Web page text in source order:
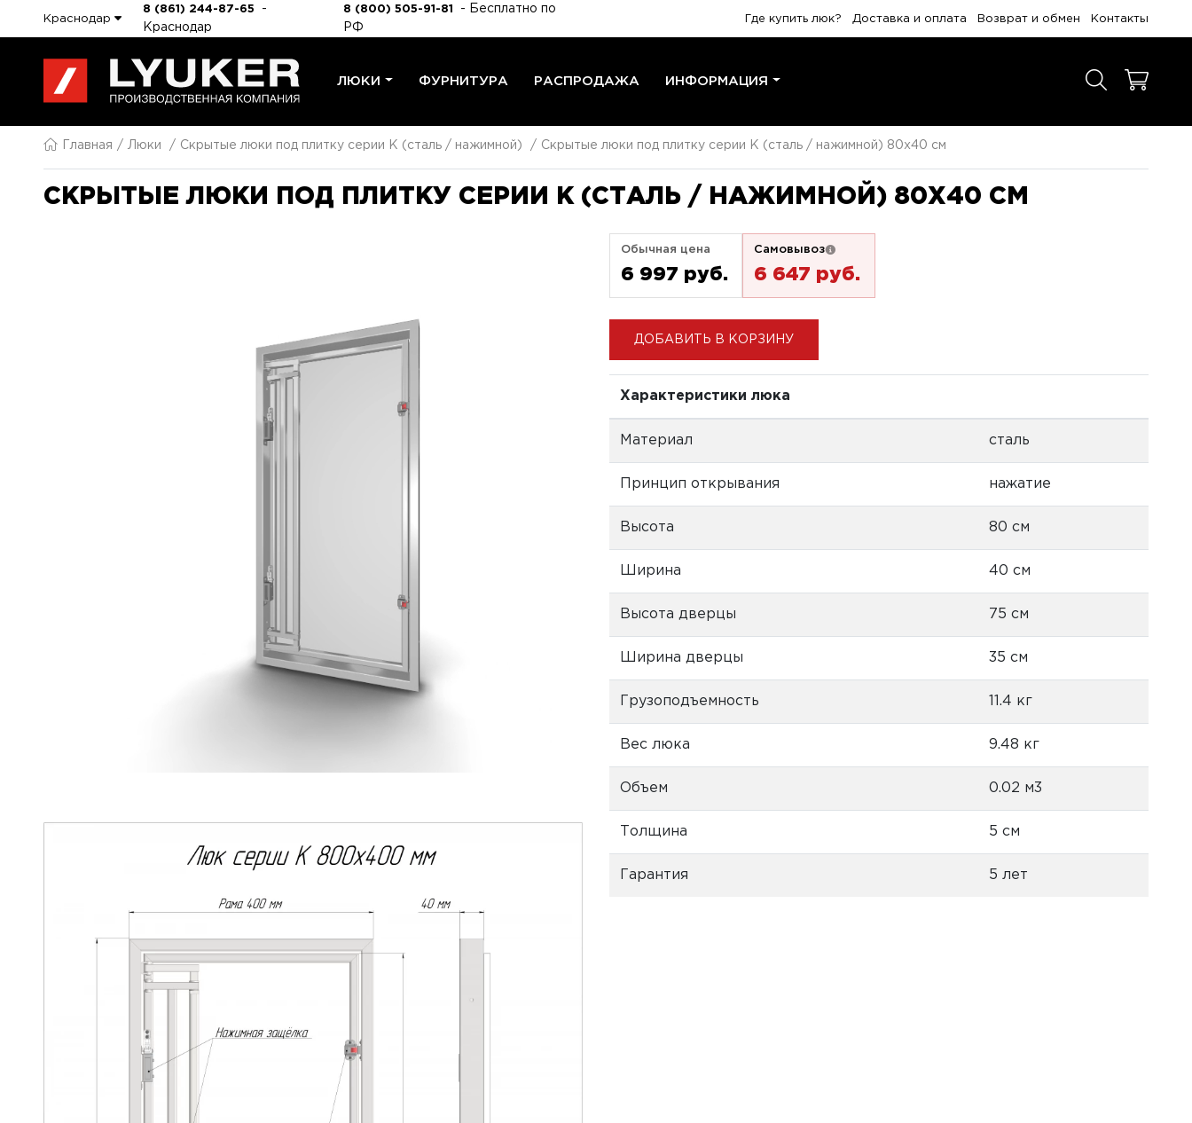
Краснодар
8 (861) 244-87-65
-
Краснодар
8 (800) 505-91-81
- Бесплатно по
РФ
Где купить люк? Доставка и оплата Возврат и обмен Контакты
ЛЮКИ ФУРНИТУРА РАСПРОДАЖА ИНФОРМАЦИЯ
Главная Люки Скрытые люки под плитку серии K (сталь / нажимной) Скрытые люки под плитку серии K (сталь / нажимной) 80x40 см
СКРЫТЫЕ ЛЮКИ ПОД ПЛИТКУ СЕРИИ K (СТАЛЬ / НАЖИМНОЙ) 80X40 СМ
Обычная цена
6 997 pуб.
Самовывоз
6 647 pуб.
ДОБАВИТЬ В КОРЗИНУ
Характеристики люка
Материал сталь
Принцип открывания нажатие
Высота 80 см
Ширина 40 см
Высота дверцы 75 см
Ширина дверцы 35 см
Грузоподъемность 11.4 кг
Вес люка 9.48 кг
Объем 0.02 м3
Толщина 5 см
Гарантия 5 лет